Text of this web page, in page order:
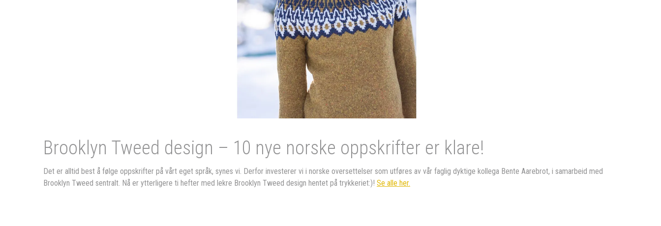
Brooklyn Tweed design – 10 nye norske oppskrifter er klare!
Det er alltid best å følge oppskrifter på vårt eget språk, synes vi. Derfor investerer vi i norske oversettelser som utføres av vår faglig dyktige kollega Bente Aarebrot, i samarbeid med
Brooklyn Tweed sentralt. Nå er ytterligere ti hefter med lekre Brooklyn Tweed design hentet på trykkeriet:)! Se alle her.